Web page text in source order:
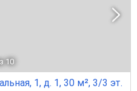
10
1, д. 1, 30 м², 3/3 эт.